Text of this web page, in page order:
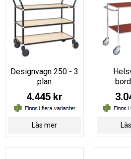
Designvagn 250 - 3
plan
4.445 kr
Läs mer